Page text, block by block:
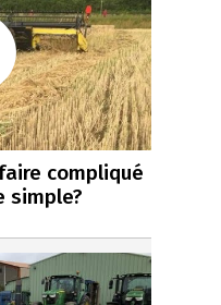
compliqué
simple?